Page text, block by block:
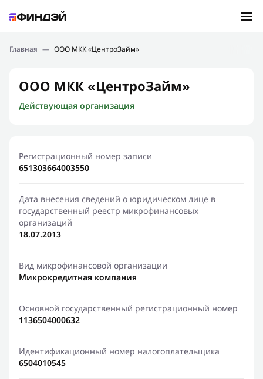
Подбор займа
Новости
Финансовое просвещение
Главная — ООО МКК «ЦентроЗайм»
ООО МКК «ЦентроЗайм»
Действующая организация
Регистрационный номер записи
651303664003550
Дата внесения сведений о юридическом лице в
государственный реестр микрофинансовых
организаций
18.07.2013
Вид микрофинансовой организации
Микрокредитная компания
Основной государственный регистрационный номер
1136504000632
Идентификационный номер налогоплательщика
6504010545
Ошибка:Контактная форма не найдена.
Спасибо, что написали нам
Мы свяжемся с Вами в ближайшее время и сообщим
результат
Отправить новый запрос